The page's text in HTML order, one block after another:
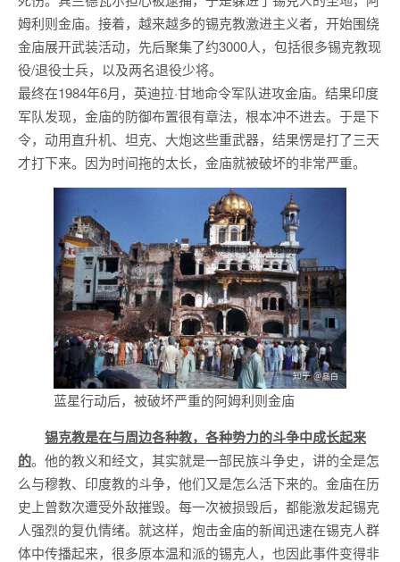
姆利则金庙。接着，越来越多的锡克教激进主义者，开始围绕
金庙展开武装活动，先后聚集了约3000人，包括很多锡克教现
役/退役士兵，以及两名退役少将。
最终在1984年6月，英迪拉·甘地命令军队进攻金庙。结果印度
军队发现，金庙的防御布置很有章法，根本冲不进去。于是下
令，动用直升机、坦克、大炮这些重武器，结果愣是打了三天
才打下来。因为时间拖的太长，金庙就被破坏的非常严重。
蓝星行动后，被破坏严重的阿姆利则金庙
锡克教是在与周边各种教，各种势力的斗争中成长起来
的。他的教义和经文，其实就是一部民族斗争史，讲的全是怎
么与穆教、印度教的斗争，他们又是怎么活下来的。金庙在历
史上曾数次遭受外敌摧毁。每一次被损毁后，都能激发起锡克
人强烈的复仇情绪。就这样，炮击金庙的新闻迅速在锡克人群
体中传播起来，很多原本温和派的锡克人，也因此事件变得非